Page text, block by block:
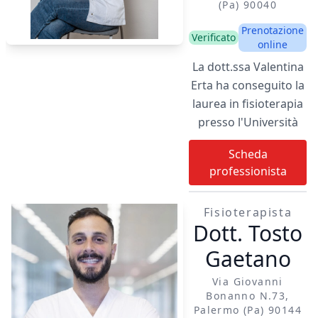
utilizzare diverse
tecniche delle due
discipline per
accompagnare la
guarigione del
paziente in tutte le
sue fasi del percorso,
dalla fase più acuta, a
quella cronica.
(pa) 90040
Verificato
Prenotazione
online
La dott.ssa Valentina
Erta ha conseguito la
laurea in fisioterapia
presso l'Università
degli Studi di Palermo
ricevendo il massimo
dei voti con lode. Ha
concluso il Master in
riabilitazione sportiva
e delle discipline
artistiche a Siena.
Tale titolo
accademico
rappresenta una
Scheda
professionista
Fisioterapista
Dott. Tosto
Gaetano
Via Giovanni
Bonanno N.73,
Palermo (pa) 90144